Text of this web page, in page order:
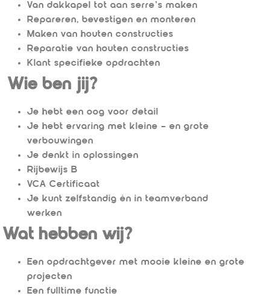
Van dakkapel tot aan serre’s maken
Repareren, bevestigen en monteren
Maken van houten constructies
Reparatie van houten constructies
Klant specifieke opdrachten
Wie ben jij?
Je hebt een oog voor detail
Je hebt ervaring met kleine – en grote
verbouwingen
Je denkt in oplossingen
Rijbewijs B
VCA Certificaat
Je kunt zelfstandig én in teamverband
werken
Wat hebben wij?
Een opdrachtgever met mooie kleine en grote
projecten
Een fulltime functie